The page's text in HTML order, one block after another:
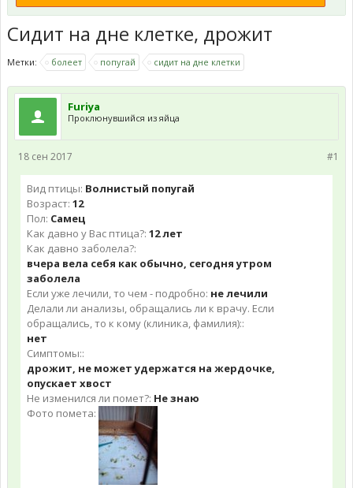
Сидит на дне клетке, дрожит
Метки: болеет попугай сидит на дне клетки
Furiya
Проклюнувшийся из яйца
#1
18 сен 2017
Вид птицы: Волнистый попугай
Возраст: 12
Пол: Самец
Как давно у Вас птица?: 12 лет
Как давно заболела?:
вчера вела себя как обычно, сегодня утром
заболела
Если уже лечили, то чем - подробно: не лечили
Делали ли анализы, обращались ли к врачу. Если
обращались, то к кому (клиника, фамилия)::
нет
Симптомы::
дрожит, не может удержатся на жердочке,
опускает хвост
Не изменился ли помет?: Не знаю
Фото помета: